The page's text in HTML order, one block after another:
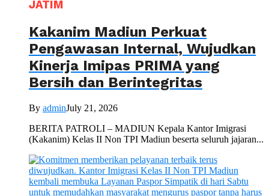
JATIM
Kakanim Madiun Perkuat
Pengawasan Internal, Wujudkan
Kinerja Imipas PRIMA yang
Bersih dan Berintegritas
By adminJuly 21, 2026
BERITA PATROLI – MADIUN Kepala Kantor Imigrasi
(Kakanim) Kelas II Non TPI Madiun beserta seluruh jajaran...